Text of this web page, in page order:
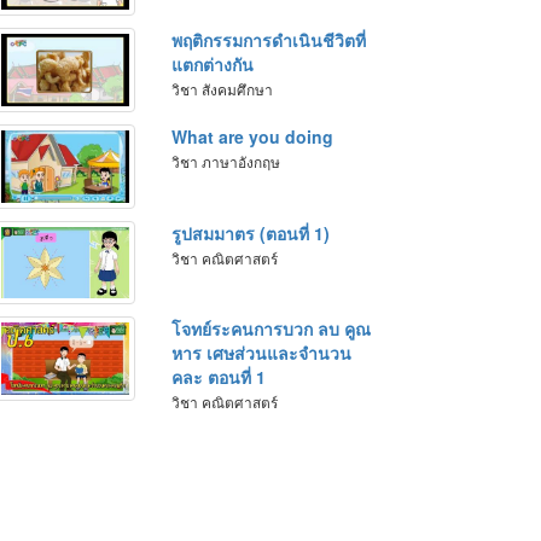
พฤติกรรมการดำเนินชีวิตที่
แตกต่างกัน
วิชา สังคมศึกษา
What are you doing
วิชา ภาษาอังกฤษ
รูปสมมาตร (ตอนที่ 1)
วิชา คณิตศาสตร์
โจทย์ระคนการบวก ลบ คูณ
หาร เศษส่วนและจำนวน
คละ ตอนที่ 1
วิชา คณิตศาสตร์